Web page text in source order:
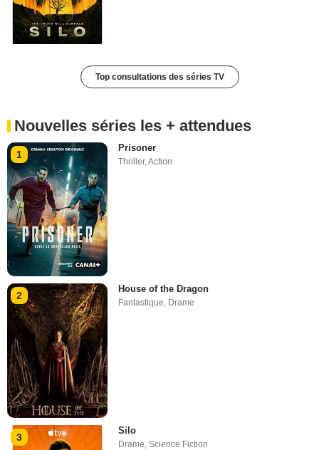
Top consultations des séries TV
Nouvelles séries les + attendues
1
Prisoner
Thriller,Action
2
House of the Dragon
Fantastique, Drame
3
Silo
Drame ,Science Fiction